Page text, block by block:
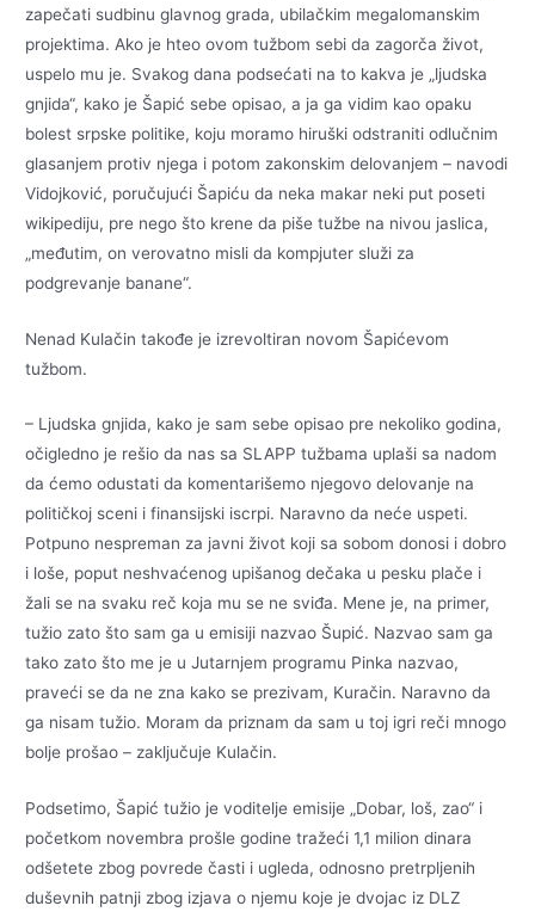
zapečati sudbinu glavnog grada, ubilačkim megalomanskim
projektima. Ako je hteo ovom tužbom sebi da zagorča život,
uspelo mu je. Svakog dana podsećati na to kakva je „ljudska
gnjida“, kako je Šapić sebe opisao, a ja ga vidim kao opaku
bolest srpske politike, koju moramo hiruški odstraniti odlučnim
glasanjem protiv njega i potom zakonskim delovanjem – navodi
Vidojković, poručujući Šapiću da neka makar neki put poseti
wikipediju, pre nego što krene da piše tužbe na nivou jaslica,
„međutim, on verovatno misli da kompjuter služi za
podgrevanje banane“.
Nenad Kulačin takođe je izrevoltiran novom Šapićevom
tužbom.
– Ljudska gnjida, kako je sam sebe opisao pre nekoliko godina,
očigledno je rešio da nas sa SLAPP tužbama uplaši sa nadom
da ćemo odustati da komentarišemo njegovo delovanje na
političkoj sceni i finansijski iscrpi. Naravno da neće uspeti.
Potpuno nespreman za javni život koji sa sobom donosi i dobro
i loše, poput neshvaćenog upišanog dečaka u pesku plače i
žali se na svaku reč koja mu se ne sviđa. Mene je, na primer,
tužio zato što sam ga u emisiji nazvao Šupić. Nazvao sam ga
tako zato što me je u Jutarnjem programu Pinka nazvao,
praveći se da ne zna kako se prezivam, Kuračin. Naravno da
ga nisam tužio. Moram da priznam da sam u toj igri reči mnogo
bolje prošao – zaključuje Kulačin.
Podsetimo, Šapić tužio je voditelje emisije „Dobar, loš, zao“ i
početkom novembra prošle godine tražeći 1,1 milion dinara
odšetete zbog povrede časti i ugleda, odnosno pretrpljenih
duševnih patnji zbog izjava o njemu koje je dvojac iz DLZ